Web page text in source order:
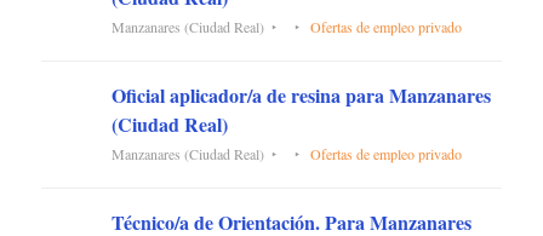
Manzanares (Ciudad Real) Ofertas de empleo privado
Oficial aplicador/a de resina para Manzanares
(Ciudad Real)
Manzanares (Ciudad Real) Ofertas de empleo privado
Técnico/a de Orientación. Para Manzanares